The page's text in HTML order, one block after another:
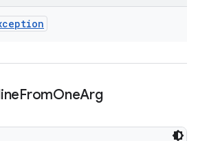
FromOneArg